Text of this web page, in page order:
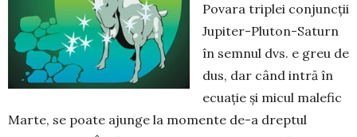
Povara triplei con­juncții
Jupiter-Pluton-Saturn
în semnul dvs. e greu de
dus, dar când intră în
ecuație și micul ma­le­fic
Marte, se poate ajunge la momente de-a drep­tul